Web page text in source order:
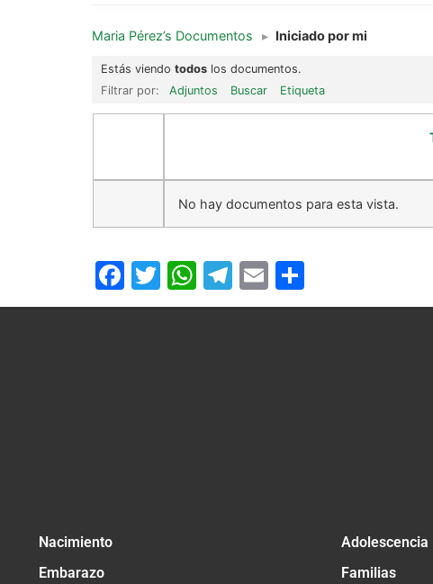
Maria Pérez’s Documentos ▸ Iniciado por mi
Estás viendo todos los documentos.
Filtrar por:
Adjuntos Buscar Etiqueta
No hay documentos para esta vista.
Facebook
Twitter
WhatsApp
Telegram
Email
Nacimiento
Embarazo
Adolescencia
Familias